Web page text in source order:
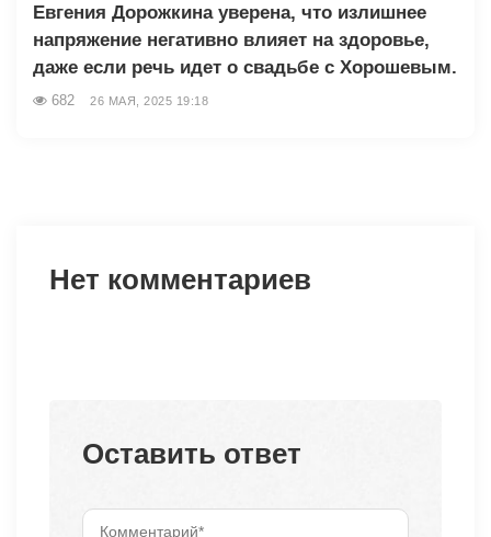
Евгения Дорожкина уверена, что излишнее
напряжение негативно влияет на здоровье,
даже если речь идет о свадьбе с Хорошевым.
682 26 МАЯ, 2025 19:18
Нет комментариев
Оставить ответ